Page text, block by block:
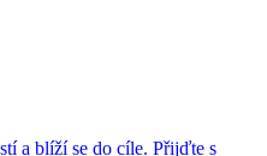
a blíží se do cíle. Přijďte s